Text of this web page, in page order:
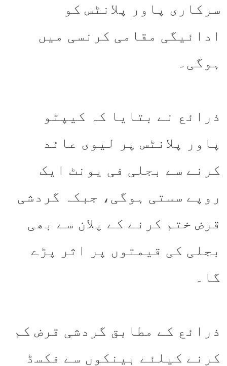
سرکاری پاور پلانٹس کو
ادائیگی مقامی کرنسی میں
ہوگی۔
ذرائع نے بتایا کہ کیپٹو
پاور پلانٹس پر لیوی عائد
کرنے سے بجلی فی یونٹ ایک
روپے سستی ہوگی، جبکہ گردشی
قرض ختم کرنے کے پلان سے بھی
بجلی کی قیمتوں پر اثر پڑے
گا۔
ذرائع کے مطابق گردشی قرض کم
کرنے کیلئے بینکوں سے فکسڈ